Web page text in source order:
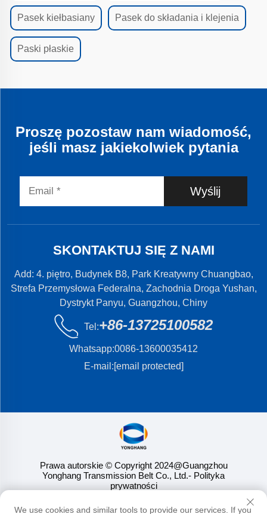
Pasek kiełbasiany Pasek do składania i klejenia
Paski płaskie
Proszę pozostaw nam wiadomość,
jeśli masz jakiekolwiek pytania
Wyślij
SKONTAKTUJ SIĘ Z NAMI
Add: 4. piętro, Budynek B8, Park Kreatywny Chuangbao,
Strefa Przemysłowa Federalna, Zachodnia Droga Yushan,
Dystrykt Panyu, Guangzhou, Chiny
Tel:+86-13725100582
Whatsapp:0086-13600035412
E-mail:[email protected]
Prawa autorskie © Copyright 2024@Guangzhou
Yonghang Transmission Belt Co., Ltd.- Polityka
prywatności
We use cookies and similar tools to provide our services. If you